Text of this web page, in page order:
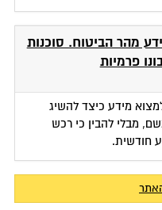
מהר הביטוח. סוכנות
פרמיות
מידע כיצד להשיג
מבלי להבין כי רכש
חודשית.